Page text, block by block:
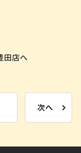
田店へ
次へ